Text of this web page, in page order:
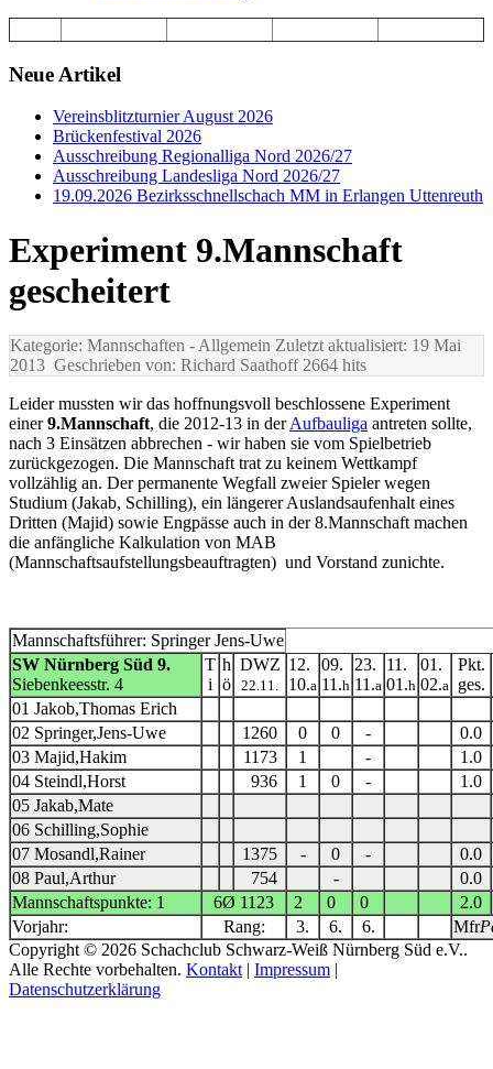
Neue Artikel
Vereinsblitzturnier August 2026
Brückenfestival 2026
Ausschreibung Regionalliga Nord 2026/27
Ausschreibung Landesliga Nord 2026/27
19.09.2026 Bezirksschnellschach MM in Erlangen Uttenreuth
Experiment 9.Mannschaft
gescheitert
Kategorie: Mannschaften - Allgemein Zuletzt aktualisiert: 19 Mai
2013 Geschrieben von: Richard Saathoff2664 hits
Leider mussten wir das hoffnungsvoll beschlossene Experiment
einer9.Mannschaft, die 2012-13 in derAufbauliga antreten sollte,
nach 3 Einsätzen abbrechen - wir haben sie vom Spielbetrieb
zurückgezogen. Die Mannschaft trat zu keinem Wettkampf
vollzählig an. Der permanente Wegfall zweier Spieler wegen
Studium (Jakab, Schilling), ein längerer Auslandsaufenhalt eines
Dritten (Majid) sowie Engpässe auch in der 8.Mannschaft machen
die anfängliche Kalkulation von MAB
(Mannschaftsaufstellungsbeauftragten) und Vorstand zunichte.
Mannschaftsführer: Springer Jens-Uwe
SW Nürnberg Süd 9.
Siebenkeesstr. 4
T
i
h
ö
DWZ
22.11.
12.
10.a
09.
11.h
23.
11.a
11.
01.h
01.
02.a
Pkt.
ges.
01 Jakob,Thomas Erich
02 Springer,Jens-Uwe
1260 0 0 -
0.0
03 Majid,Hakim
1173 1 -
1.0
04 Steindl,Horst
936 1 0 -
1.0
05 Jakab,Mate
06 Schilling,Sophie
07 Mosandl,Rainer
1375 - 0 -
0.0
08 Paul,Arthur
754 -
0.0
Mannschaftspunkte: 1
6Ø 1123 2 0 0
2.0
Vorjahr:
Rang: 3. 6. 6. Mfr
Copyright © 2026 Schachclub Schwarz-Weiß Nürnberg Süd e.V..
Alle Rechte vorbehalten. Kontakt | Impressum |
Datenschutzerklärung